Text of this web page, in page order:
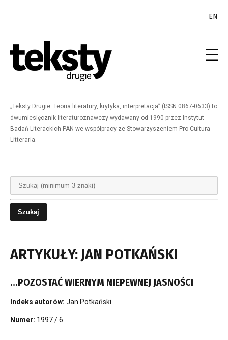
EN
„Teksty Drugie. Teoria literatury, krytyka, interpretacja” (ISSN 0867-0633) to
dwumiesięcznik literaturoznawczy wydawany od 1990 przez Instytut
Badań Literackich PAN we współpracy ze Stowarzyszeniem Pro Cultura
Litteraria.
ARTYKUŁY: JAN POTKAŃSKI
…POZOSTAĆ WIERNYM NIEPEWNEJ JASNOŚCI
Indeks autorów: Jan Potkański
Numer: 1997 / 6